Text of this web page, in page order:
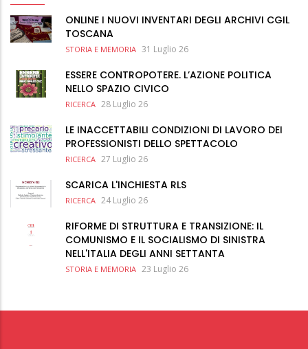
ONLINE I NUOVI INVENTARI DEGLI ARCHIVI CGIL
TOSCANA
STORIA E MEMORIA 31 Luglio 26
ESSERE CONTROPOTERE. L’AZIONE POLITICA
NELLO SPAZIO CIVICO
RICERCA 28 Luglio 26
LE INACCETTABILI CONDIZIONI DI LAVORO DEI
PROFESSIONISTI DELLO SPETTACOLO
RICERCA 27 Luglio 26
SCARICA L'INCHIESTA RLS
RICERCA 24 Luglio 26
RIFORME DI STRUTTURA E TRANSIZIONE: IL
COMUNISMO E IL SOCIALISMO DI SINISTRA
NELL'ITALIA DEGLI ANNI SETTANTA
STORIA E MEMORIA 23 Luglio 26